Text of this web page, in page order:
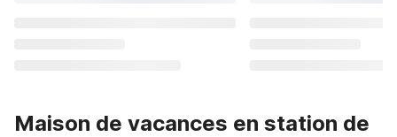
Maison de vacances en station de